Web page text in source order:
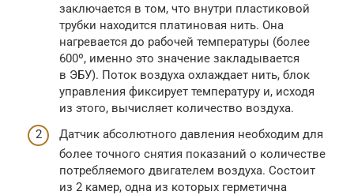
заключается в том, что внутри пластиковой
трубки находится платиновая нить. Она
нагревается до рабочей температуры (более
600º, именно это значение закладывается
в ЭБУ). Поток воздуха охлаждает нить, блок
управления фиксирует температуру и, исходя
из этого, вычисляет количество воздуха.
Датчик абсолютного давления необходим для
более точного снятия показаний о количестве
потребляемого двигателем воздуха. Состоит
из 2 камер, одна из которых герметична